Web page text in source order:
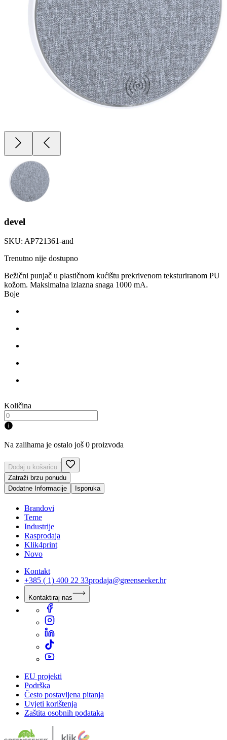
devel
SKU: AP721361-and
Trenutno nije dostupno
Bežični punjač u plastičnom kućištu prekrivenom teksturiranom PU
kožom. Maksimalna izlazna snaga 1000 mA.
Boje
Količina
Na zalihama je ostalo još 0 proizvoda
Dodaj u košaricu
Zatraži brzu ponudu
Dodatne Informacije
Isporuka
Brandovi
Teme
Industrije
Rasprodaja
Klik4print
Novo
Kontakt
+385 ( 1) 400 22 33prodaja@greenseeker.hr
Kontaktiraj nas
EU projekti
Podrška
Često postavljena pitanja
Uvjeti korištenja
Zaštita osobnih podataka